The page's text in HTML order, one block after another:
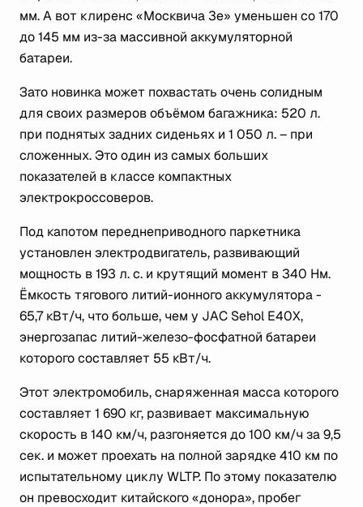
мм. А вот клиренс «Москвича 3е» уменьшен со 170
до 145 мм из-за массивной аккумуляторной
батареи.
Зато новинка может похвастать очень солидным
для своих размеров объёмом багажника: 520 л.
при поднятых задних сиденьях и 1 050 л. – при
сложенных. Это один из самых больших
показателей в классе компактных
электрокроссоверов.
Под капотом переднеприводного паркетника
установлен электродвигатель, развивающий
мощность в 193 л. с. и крутящий момент в 340 Нм.
Ёмкость тягового литий-ионного аккумулятора -
65,7 кВт/ч, что больше, чем у JAC Sehol E40X,
энергозапас литий-железо-фосфатной батареи
которого составляет 55 кВт/ч.
Этот электромобиль, снаряженная масса которого
составляет 1 690 кг, развивает максимальную
скорость в 140 км/ч, разгоняется до 100 км/ч за 9,5
сек. и может проехать на полной зарядке 410 км по
испытательному циклу WLTP. По этому показателю
он превосходит китайского «донора», пробег